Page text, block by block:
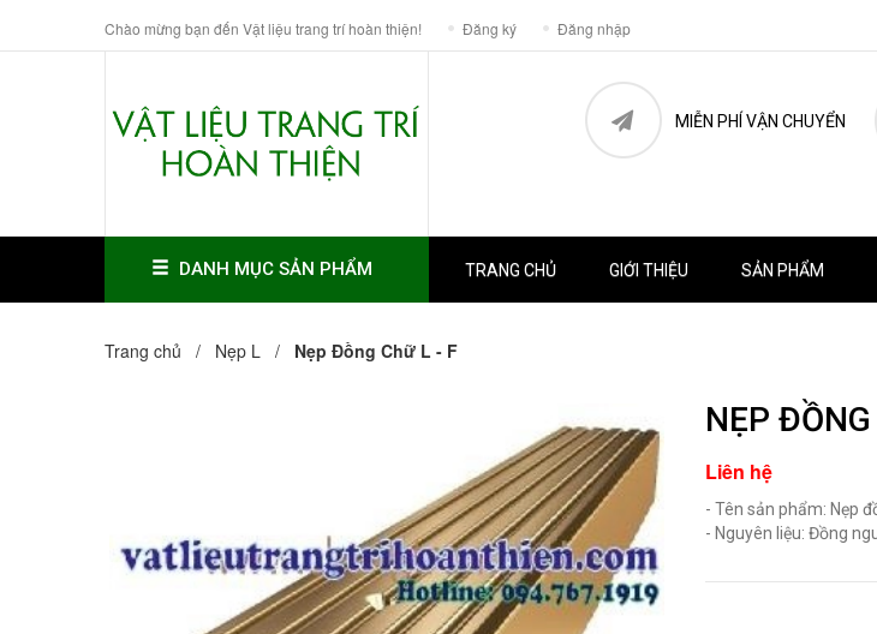
Chào mừng bạn đến Vật liệu trang trí hoàn thiện! Đăng ký Đăng nhập
MIỄN PHÍ VẬN CHUYỂN
DANH MỤC SẢN PHẨM TRANG CHỦ GIỚI THIỆU SẢN PHẨM
Trang chủ / Nẹp L / Nẹp Đồng Chữ L - F
NẸP
Liên hệ
- Tên sản phẩm: Nẹp
- Nguyên liệu: Đồng